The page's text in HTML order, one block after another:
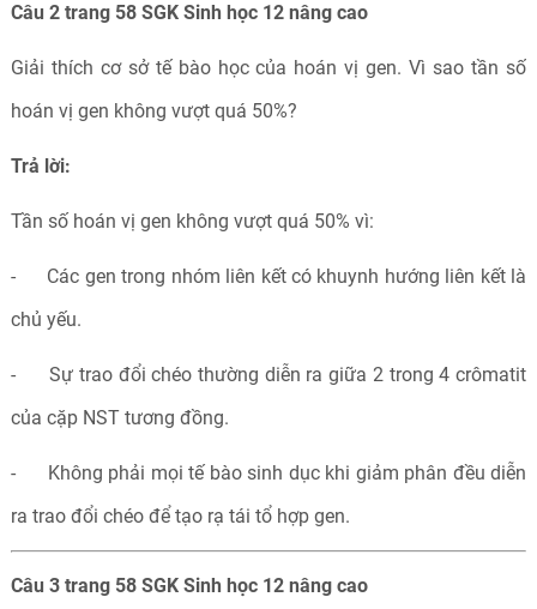
Câu 2 trang 58 SGK Sinh học 12 nâng cao
Giải thích cơ sở tế bào học của hoán vị gen. Vì sao tần số
hoán vị gen không vượt quá 50%?
Trả lời:
Tần số hoán vị gen không vượt quá 50% vì:
- Các gen trong nhóm liên kết có khuynh hướng liên kết là
chủ yếu.
- Sự trao đổi chéo thường diễn ra giữa 2 trong 4 crômatit
của cặp NST tương đồng.
- Không phải mọi tế bào sinh dục khi giảm phân đều diễn
ra trao đổi chéo để tạo rạ tái tổ hợp gen.
Câu 3 trang 58 SGK Sinh học 12 nâng cao